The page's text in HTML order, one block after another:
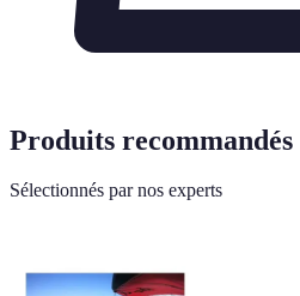
Produits recommandés
Sélectionnés par nos experts